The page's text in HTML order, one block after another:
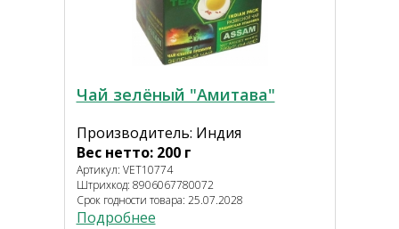
Чай зелёный "Амитава"
Производитель: Индия
Вес нетто: 200 г
Артикул: VET10774
Штрихкод: 8906067780072
Срок годности товара: 25.07.2028
Подробнее